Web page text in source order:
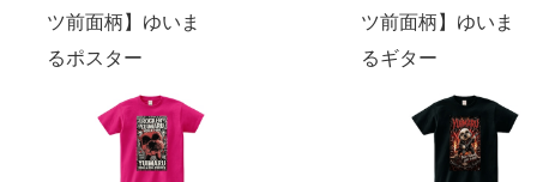
ツ前面柄】ゆいま
るポスター
ツ前面柄】ゆいま
るギター